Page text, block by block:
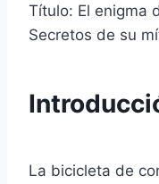
Título: El enigma
Secretos de su
La bicicleta de